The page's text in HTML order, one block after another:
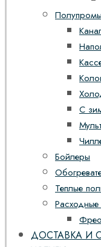
С
Бойлеры
Теплые
ДОСТАВКА И